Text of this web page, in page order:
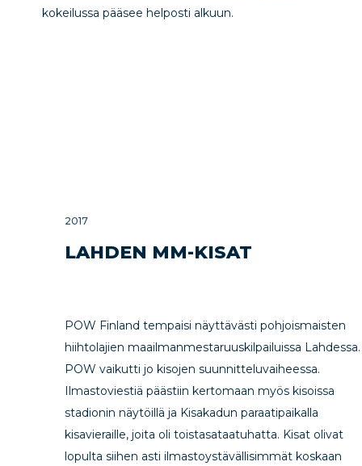
kokeilussa pääsee helposti alkuun.
2017
LAHDEN MM-KISAT
POW Finland tempaisi näyttävästi pohjoismaisten
hiihtolajien maailmanmestaruuskilpailuissa Lahdessa.
POW vaikutti jo kisojen suunnitteluvaiheessa.
Ilmastoviestiä päästiin kertomaan myös kisoissa
stadionin näytöillä ja Kisakadun paraatipaikalla
kisavieraille, joita oli toistasataatuhatta. Kisat olivat
lopulta siihen asti ilmastoystävällisimmät koskaan